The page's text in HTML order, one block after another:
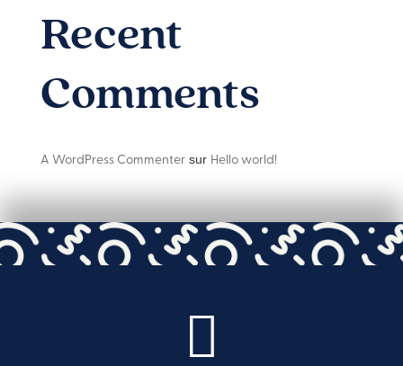
Recent
Comments
A WordPress Commentersur Hello world!